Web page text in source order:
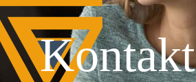
Kontakt